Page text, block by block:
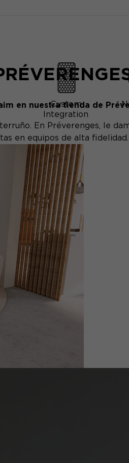
en nuestra tienda de
Custom
Integration
En Préverenges, le
en equipos de alta fidelidad.